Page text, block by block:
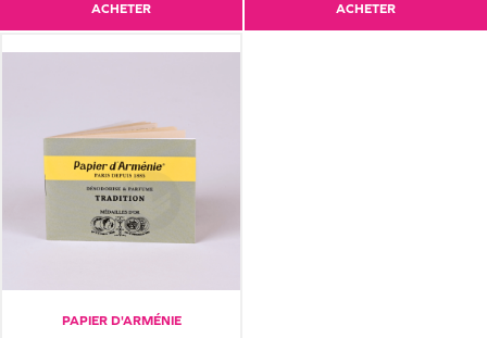
ACHETER ACHETER
PAPIER D'ARMÉNIE